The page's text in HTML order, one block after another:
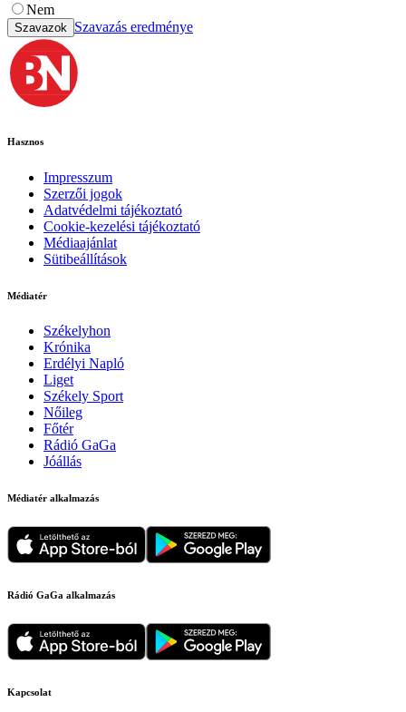
Nem
Szavazok Szavazás eredménye
Hasznos
Impresszum
Szerzői jogok
Adatvédelmi tájékoztató
Cookie-kezelési tájékoztató
Médiaajánlat
Sütibeállítások
Médiatér
Székelyhon
Krónika
Erdélyi Napló
Liget
Székely Sport
Nőileg
Főtér
Rádió GaGa
Jóállás
Médiatér alkalmazás
Rádió GaGa alkalmazás
Kapcsolat